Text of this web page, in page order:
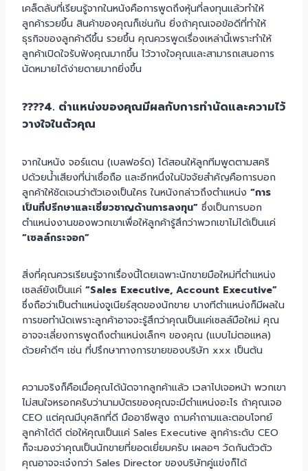
เคล็ดลับที่เรียนรู้จากในหนังคือการพูดถึงหุ้นที่ลงทุนแล้วทำให้
ลูกค้ารวยขึ้น สินค้าของคุณก็เช่นกัน ยิ่งถ้าคุณเจอข้อดีที่ทำให้
ธุรกิจของลูกค้าดีขึ้น รวยขึ้น คุณควรพูดเรื่องเหล่านี้เพราะทำให้
ลูกค้าเปิดใจรับฟังคุณมากขึ้น ไว้วางใจคุณและสามารถเสนอการ
นัดหมายได้ง่ายดายมากยิ่งขึ้น
????4. ตำแหน่งของคุณมีผลกับการทำนัดและความไว้
วางใจในตัวคุณ
จากในหนัง จอร์แดน (เบลฟอร์ด) ได้สอนให้ลูกทีมพูดตามสคริ
ปด้วยน้ำเสียงที่น่าเชื่อถือ และอีกหนึ่งในปัจจัยสำคัญคือการบอก
ลูกค้าให้ชัดเจนว่าตัวเองเป็นใคร ในหนังกล่าวถึงตำแหน่ง “การ
เป็นที่ปรึกษาและเชี่ยวชาญด้านการลงทุน” ซึ่งเป็นการบอก
ตำแหน่งงานของพวกเขาเพื่อให้ลูกค้ารู้สึกว่าพวกเขาไม่ได้เป็นแค่
“เซลล์กระจอก”
สิ่งที่คุณควรเรียนรู้จากเรื่องนี้โดยเฉพาะนักขายมือใหม่ที่ตำแหน่ง
เซลล์ยังเป็นแค่ “Sales Executive, Account Executive”
ซึ่งถือว่าเป็นตำแหน่งจูเนียร์สุดของนักขาย บางทีตำแหน่งก็มีผลใน
การขอทำนัดเพราะลูกค้าอาจจะรู้สึกว่าคุณเป็นแค่เซลล์มือใหม่ คุณ
อาจจะเลี่ยงการพูดถึงตำแหน่งเล็กๆ ของคุณ (แบบไม่ตอแหล)
ด้วยคำดีๆ เช่น ที่ปรึกษาทางการขายของบริษัท xxx เป็นต้น
ความจริงก็คือเมื่อคุณได้นัดจากลูกค้าแล้ว เวลาไปเจอหน้า พวกเขา
ไม่สนใจหรอกครับว่านามบัตรของคุณจะมีตำแหน่งอะไร ถ้าคุณเจอ
CEO แต่คุณมีบุคลิกที่ดี มืออาชีพสูง ถามคำถามและตอบโจทย์
ลูกค้าได้ดี ต่อให้คุณเป็นแค่ Sales Executive ลูกค้าระดับ CEO
ก็จะมองว่าคุณเป็นนักขายที่ยอดเยี่ยมครับ เผลอๆ วัดกันตัวตัว
คุณอาจจะเจ๋งกว่า Sales Director ของบริษัทคู่แข่งก็ได้